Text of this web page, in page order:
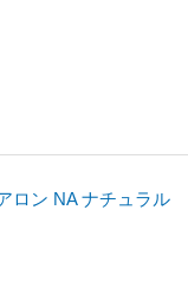
ロン NA ナチュラル